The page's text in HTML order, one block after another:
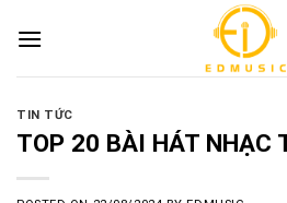
TIN TỨC
TOP 20 BÀI HÁT NHẠC